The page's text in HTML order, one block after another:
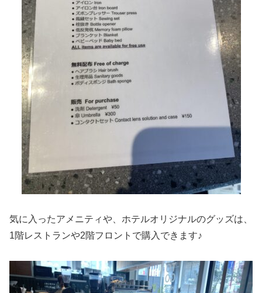
気に入ったアメニティや、ホテルオリジナルのグッズは、
1階レストランや2階フロントで購入できます♪